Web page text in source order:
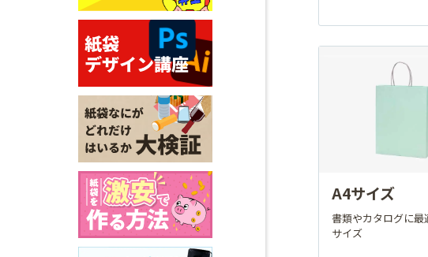
A4サイズ
書類やカタログに
サイズ